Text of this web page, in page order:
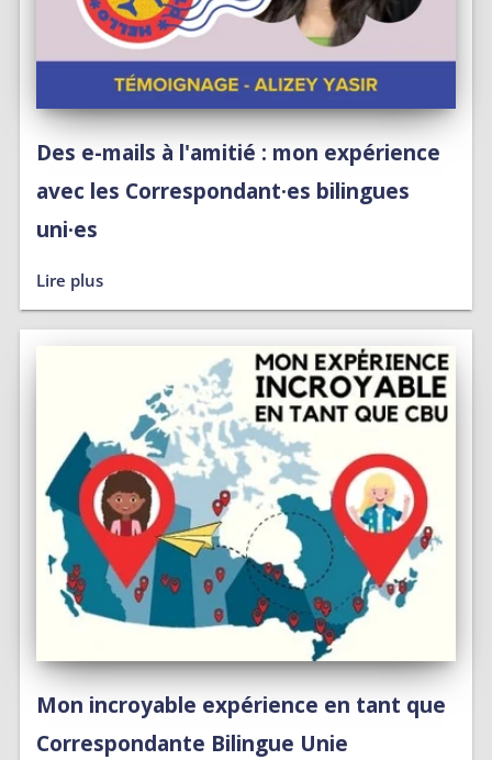
Des e-mails à l'amitié : mon expérience
avec les Correspondant·es bilingues
uni·es
Lire plus
Mon incroyable expérience en tant que
Correspondante Bilingue Unie